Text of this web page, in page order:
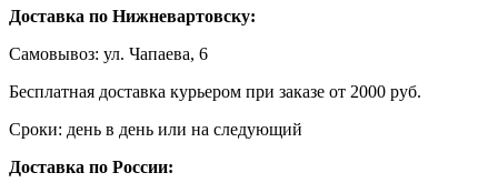
Доставка по Нижневартовску:
Самовывоз: ул. Чапаева, 6
Бесплатная доставка курьером при заказе от 2000 руб.
Сроки: день в день или на следующий
Доставка по России: